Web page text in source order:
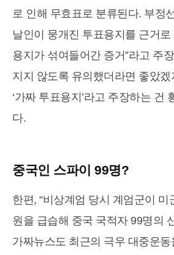
로 인해 무효표로 분류된다. 부정
날인이 뭉개진 투표용지를 근거로
용지가 섞여들어간 증거”라고 주
지지 않도록 유의했더라면 좋았
‘가짜 투표용지’라고 주장하는 건
다.
중국인 스파이 99명?
한편, “비상계엄 당시 계엄군이 미
원을 급습해 중국 국적자 99명의
가짜뉴스도 최근의 극우 대중운